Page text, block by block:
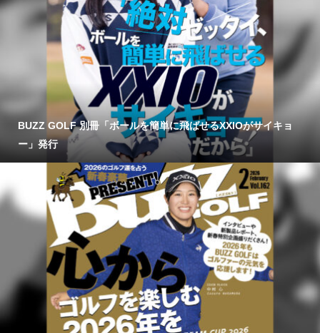
BUZZ GOLF 別冊「ボールを簡単に飛ばせるXXIOがサイキョ
ー」発行